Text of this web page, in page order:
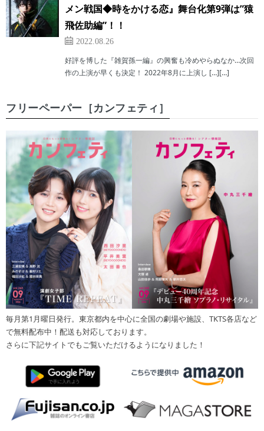
メン戦国◆時をかける恋』舞台化第9弾は”猿
飛佐助編”！！
2022.08.26
好評を博した『雑賀孫一編』の興奮も冷めやらぬなか…次回
作の上演が早くも決定！ 2022年8月に上演し […][…]
フリーペーパー［カンフェティ］
毎月第1月曜日発行。東京都内を中心に全国の劇場や施設、TKTS各店など
で無料配布中！配送も対応しております。
さらに下記サイトでもご覧いただけるようになりました！